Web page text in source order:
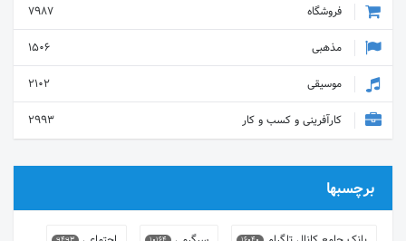
فروشگاه
7987
مذهبی
1506
موسیقی
2102
کارآفرینی و کسب و کار
2993
برچسبها